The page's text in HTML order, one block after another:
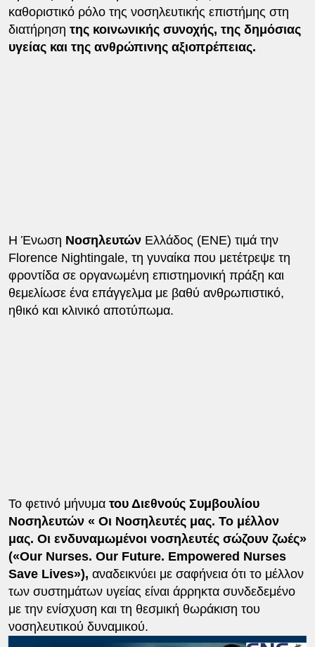
καθοριστικό ρόλο της νοσηλευτικής επιστήμης στη
διατήρηση της κοινωνικής συνοχής, της δημόσιας
υγείας και της ανθρώπινης αξιοπρέπειας.
Η Ένωση ΝοσηλευτώνΕλλάδος (ENE) τιμά την
Florence Nightingale, τη γυναίκα που μετέτρεψε τη
φροντίδα σε οργανωμένη επιστημονική πράξη και
θεμελίωσε ένα επάγγελμα με βαθύ ανθρωπιστικό,
ηθικό και κλινικό αποτύπωμα.
Το φετινό μήνυμα του Διεθνούς Συμβουλίου
Νοσηλευτών « Οι Νοσηλευτές μας. Το μέλλον
μας. Οι ενδυναμωμένοι νοσηλευτές σώζουν ζωές»
(«Our Nurses. Our Future. Empowered Nurses
Save Lives»), αναδεικνύει με σαφήνεια ότι το μέλλον
των συστημάτων υγείας είναι άρρηκτα συνδεδεμένο
με την ενίσχυση και τη θεσμική θωράκιση του
νοσηλευτικού δυναμικού.